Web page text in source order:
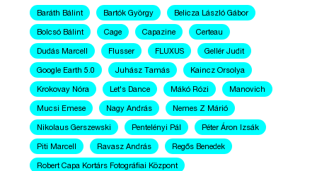
Baráth Bálint Bartók György Belicza László Gábor
Bolcsó Bálint Cage Capazine Certeau
Dudás Marcell Flusser FLUXUS Gellér Judit
Google Earth 5.0 Juhász Tamás Kaincz Orsolya
Krokovay Nóra Let's Dance Mákó Rózi Manovich
Mucsi Emese Nagy András Nemes Z Márió
Nikolaus Gerszewski Pentelényi Pál Péter Áron Izsák
Piti Marcell Ravasz András Regős Benedek
Robert Capa Kortárs Fotográfiai Központ